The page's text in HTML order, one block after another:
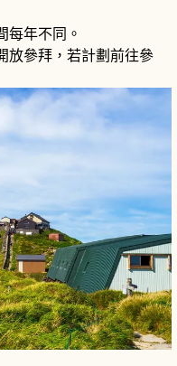
每年不同。
放參拜，若計劃前往參